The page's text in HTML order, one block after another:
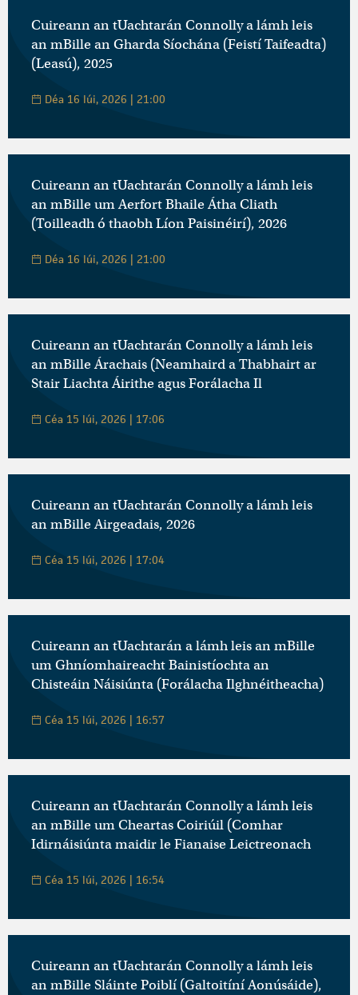
Cuireann an tUachtarán Connolly a lámh leis
an mBille an Gharda Síochána (Feistí Taifeadta)
(Leasú), 2025
Déa 16 Iúi, 2026 | 21:00
Cuireann an tUachtarán Connolly a lámh leis
an mBille um Aerfort Bhaile Átha Cliath
(Toilleadh ó thaobh Líon Paisinéirí), 2026
Déa 16 Iúi, 2026 | 21:00
Cuireann an tUachtarán Connolly a lámh leis
an mBille Árachais (Neamhaird a Thabhairt ar
Stair Liachta Áirithe agus Forálacha Il
Céa 15 Iúi, 2026 | 17:06
Cuireann an tUachtarán Connolly a lámh leis
an mBille Airgeadais, 2026
Céa 15 Iúi, 2026 | 17:04
Cuireann an tUachtarán a lámh leis an mBille
um Ghníomhaireacht Bainistíochta an
Chisteáin Náisiúnta (Forálacha Ilghnéitheacha)
Céa 15 Iúi, 2026 | 16:57
Cuireann an tUachtarán Connolly a lámh leis
an mBille um Cheartas Coiriúil (Comhar
Idirnáisiúnta maidir le Fianaise Leictreonach
Céa 15 Iúi, 2026 | 16:54
Cuireann an tUachtarán Connolly a lámh leis
an mBille Sláinte Poiblí (Galtoitíní Aonúsáide),